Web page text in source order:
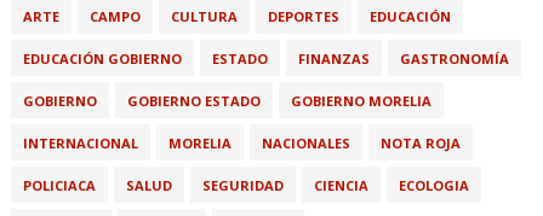
ARTE CAMPO CULTURA DEPORTES EDUCACIÓN
EDUCACIÓN GOBIERNO ESTADO FINANZAS GASTRONOMÍA
GOBIERNO GOBIERNO ESTADO GOBIERNO MORELIA
INTERNACIONAL MORELIA NACIONALES NOTA ROJA
POLICIACA SALUD SEGURIDAD CIENCIA ECOLOGIA